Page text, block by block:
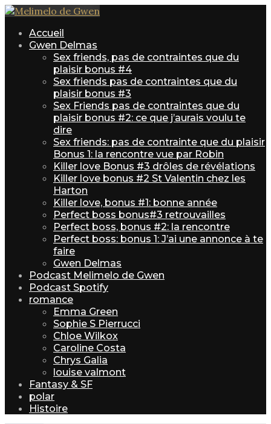
Accueil
Gwen Delmas
Sex friends, pas de contraintes que du
plaisir bonus #4
Sex friends pas de contraintes que du
plaisir bonus #3
Sex Friends pas de contraintes que du
plaisir bonus #2: ce que j’aurais voulu te
dire
Sex friends: pas de contrainte que du plaisir
Bonus 1: la rencontre vue par Robin
Killer love Bonus #3 drôles de révélations
Killer love bonus #2 St Valentin chez les
Harton
Killer love, bonus #1: bonne année
Perfect boss bonus#3 retrouvailles
Perfect boss, bonus #2: la rencontre
Perfect boss: bonus 1: J’ai une annonce à te
faire
Gwen Delmas
Podcast Melimelo de Gwen
Podcast Spotify
romance
Emma Green
Sophie S Pierrucci
Chloe Wilkox
Caroline Costa
Chrys Galia
louise valmont
Fantasy & SF
polar
Histoire